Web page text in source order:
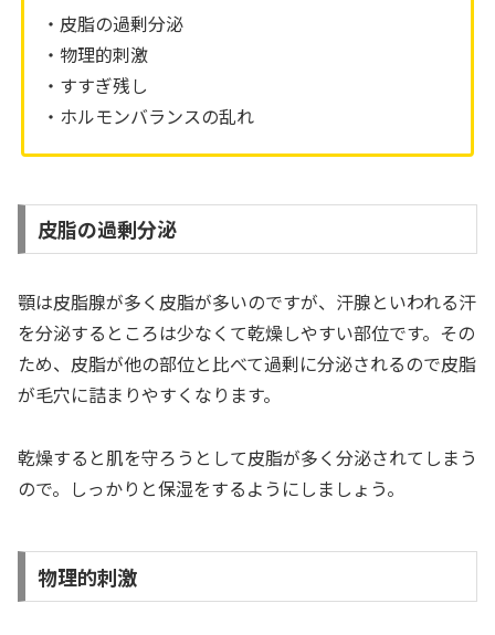
・皮脂の過剰分泌
・物理的刺激
・すすぎ残し
・ホルモンバランスの乱れ
皮脂の過剰分泌
顎は皮脂腺が多く皮脂が多いのですが、汗腺といわれる汗
を分泌するところは少なくて乾燥しやすい部位です。その
ため、皮脂が他の部位と比べて過剰に分泌されるので皮脂
が毛穴に詰まりやすくなります。
乾燥すると肌を守ろうとして皮脂が多く分泌されてしまう
ので。しっかりと保湿をするようにしましょう。
物理的刺激